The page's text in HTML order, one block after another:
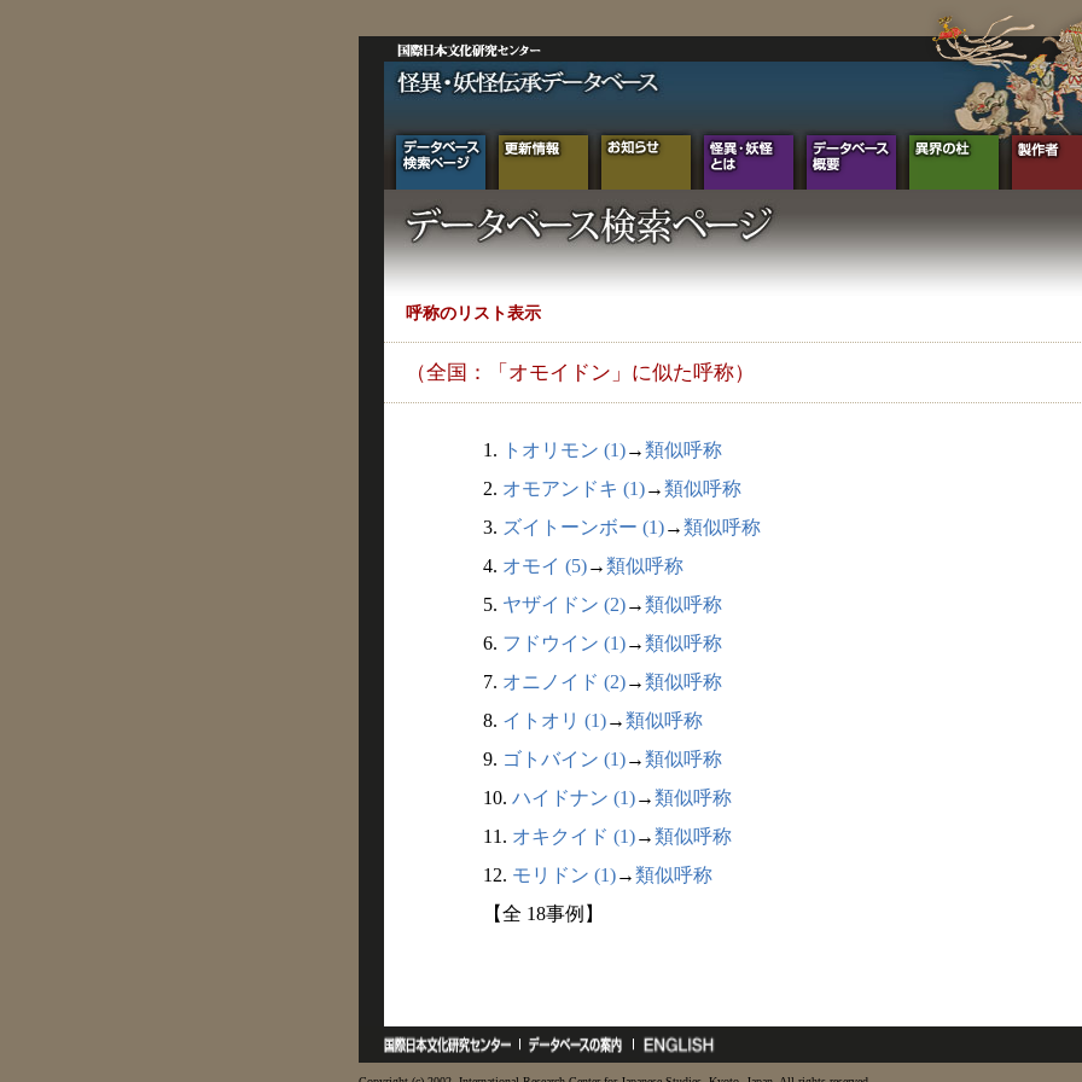
呼称のリスト表示
（全国：「オモイドン」に似た呼称）
1. トオリモン (1)→類似呼称
2. オモアンドキ (1)→類似呼称
3. ズイトーンボー (1)→類似呼称
4. オモイ (5)→類似呼称
5. ヤザイドン (2)→類似呼称
6. フドウイン (1)→類似呼称
7. オニノイド (2)→類似呼称
8. イトオリ (1)→類似呼称
9. ゴトバイン (1)→類似呼称
10. ハイドナン (1)→類似呼称
11. オキクイド (1)→類似呼称
12. モリドン (1)→類似呼称
【全 18事例】